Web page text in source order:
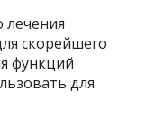
лечения
скорейшего
функций
для